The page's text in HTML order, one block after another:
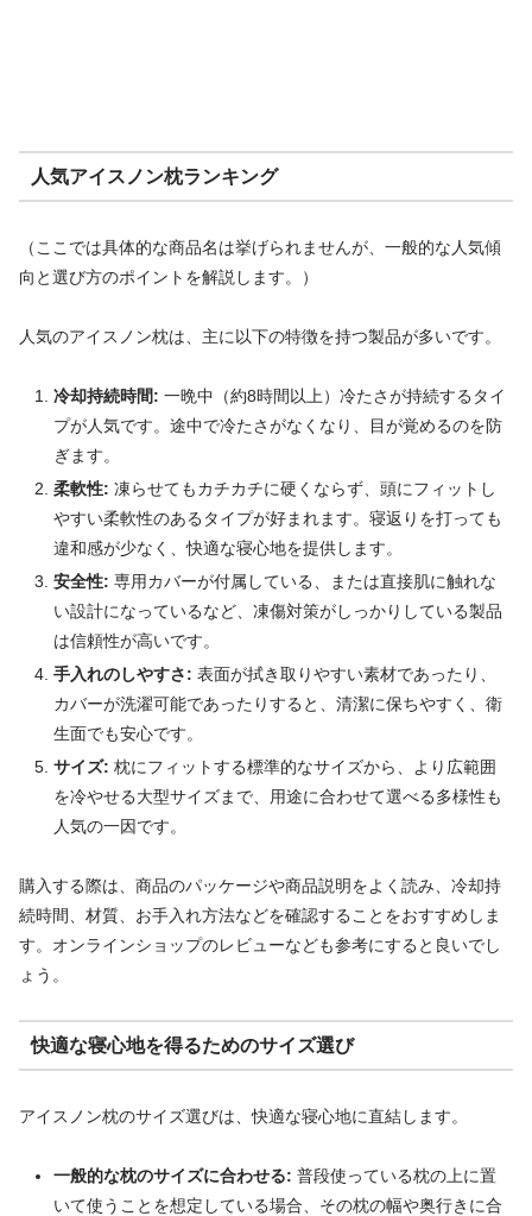
人気アイスノン枕ランキング
（ここでは具体的な商品名は挙げられませんが、一般的な人気傾
向と選び方のポイントを解説します。）
人気のアイスノン枕は、主に以下の特徴を持つ製品が多いです。
冷却持続時間: 一晩中（約8時間以上）冷たさが持続するタイ
プが人気です。途中で冷たさがなくなり、目が覚めるのを防
ぎます。
柔軟性: 凍らせてもカチカチに硬くならず、頭にフィットし
やすい柔軟性のあるタイプが好まれます。寝返りを打っても
違和感が少なく、快適な寝心地を提供します。
安全性: 専用カバーが付属している、または直接肌に触れな
い設計になっているなど、凍傷対策がしっかりしている製品
は信頼性が高いです。
手入れのしやすさ: 表面が拭き取りやすい素材であったり、
カバーが洗濯可能であったりすると、清潔に保ちやすく、衛
生面でも安心です。
サイズ: 枕にフィットする標準的なサイズから、より広範囲
を冷やせる大型サイズまで、用途に合わせて選べる多様性も
人気の一因です。
購入する際は、商品のパッケージや商品説明をよく読み、冷却持
続時間、材質、お手入れ方法などを確認することをおすすめしま
す。オンラインショップのレビューなども参考にすると良いでし
ょう。
快適な寝心地を得るためのサイズ選び
アイスノン枕のサイズ選びは、快適な寝心地に直結します。
一般的な枕のサイズに合わせる: 普段使っている枕の上に置
いて使うことを想定している場合、その枕の幅や奥行きに合